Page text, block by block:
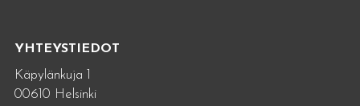
YHTEYSTIEDOT
Käpylänkuja 1
00610 Helsinki